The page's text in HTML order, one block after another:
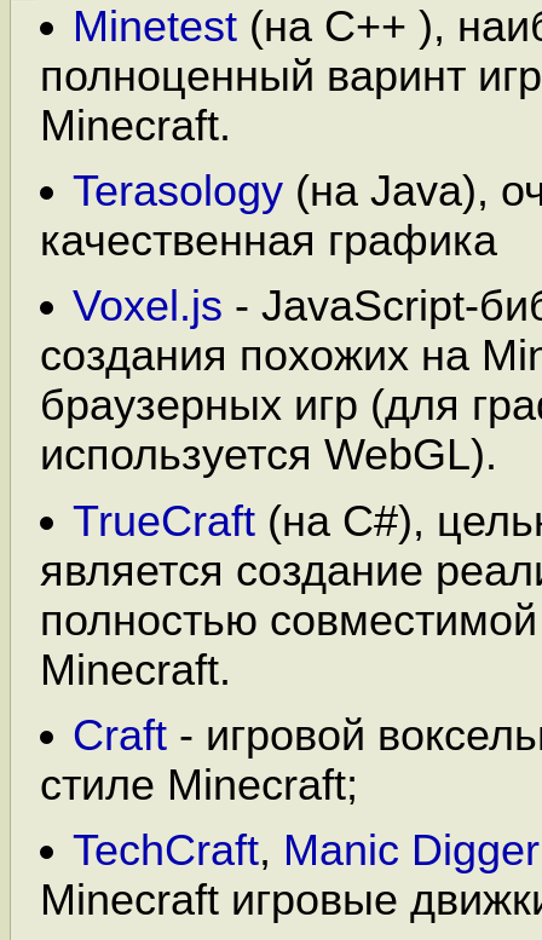
Minetest(на C++ ),
полноценный варинт
Minecraft.
Terasology(на Java),
качественная графика
Voxel.js - JavaScript-
создания похожих на
браузерных игр (для
используется WebGL).
TrueCraft(на C#),
является создание
полностью
Minecraft.
Craft- игровой
стиле Minecraft;
TechCraft, Manic Digger
Minecraft игровые